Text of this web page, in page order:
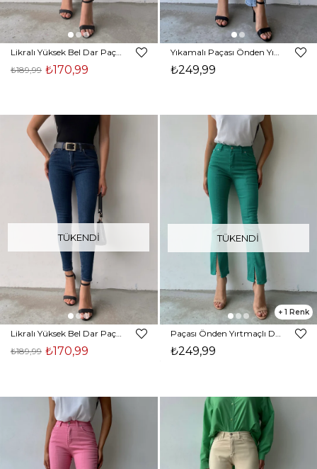
₺170,99
₺189,99 ₺249,99
TÜKENDI
₺170,99
₺189,99
TÜKENDI
1
₺249,99